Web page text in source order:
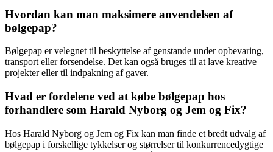
Hvordan kan man maksimere anvendelsen af
bølgepap?
Bølgepap er velegnet til beskyttelse af genstande under opbevaring,
transport eller forsendelse. Det kan også bruges til at lave kreative
projekter eller til indpakning af gaver.
Hvad er fordelene ved at købe bølgepap hos
forhandlere som Harald Nyborg og Jem og Fix?
Hos Harald Nyborg og Jem og Fix kan man finde et bredt udvalg af
bølgepap i forskellige tykkelser og størrelser til konkurrencedygtige